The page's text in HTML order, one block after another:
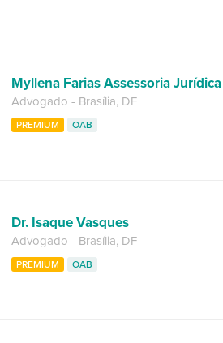
Myllena Farias Assessoria Jurídica
Advogado - Brasília, DF
PREMIUM OAB
Dr. Isaque Vasques
Advogado - Brasília, DF
PREMIUM OAB